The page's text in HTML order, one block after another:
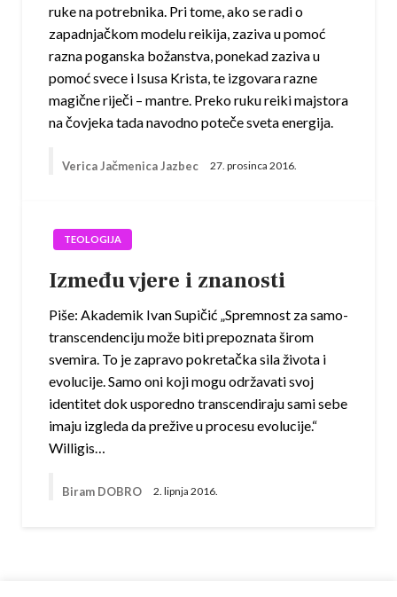
ruke na potrebnika. Pri tome, ako se radi o
zapadnjačkom modelu reikija, zaziva u pomoć
razna poganska božanstva, ponekad zaziva u
pomoć svece i Isusa Krista, te izgovara razne
magične riječi – mantre. Preko ruku reiki majstora
na čovjeka tada navodno poteče sveta energija.
Verica Jačmenica Jazbec 27. prosinca 2016.
TEOLOGIJA
Između vjere i znanosti
Piše: Akademik Ivan Supičić „Spremnost za samo-
transcendenciju može biti prepoznata širom
svemira. To je zapravo pokretačka sila života i
evolucije. Samo oni koji mogu održavati svoj
identitet dok usporedno transcendiraju sami sebe
imaju izgleda da prežive u procesu evolucije.“
Willigis…
Biram DOBRO 2. lipnja 2016.